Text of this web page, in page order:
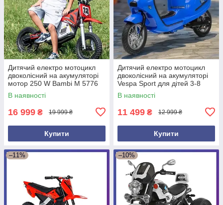
Дитячий електро мотоцикл
двоколісний на акумуляторі
мотор 250 W Bambi M 5776
для дітей від 6 років
Червоний
В наявності
16 999 ₴ 19 999 ₴
Купити
Дитячий електро мотоцикл
двоколісний на акумуляторі
Vespa Sport для дітей 3-8
років Синій
В наявності
11 499 ₴ 12 999 ₴
Купити
–11% –10%